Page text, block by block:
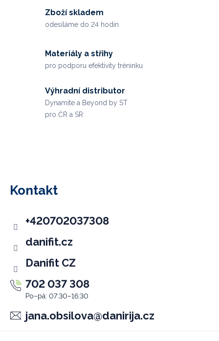
Zboží skladem
odesíláme do 24 hodin
Materiály a střihy
pro podporu efektivity tréninku
Výhradní distributor
Dynamite a Beyond by ST
pro ČR a SR
Kontakt
jana.obsilova@danirija.cz
702 037 308
Danifit CZ
danifit.cz
+420702037308